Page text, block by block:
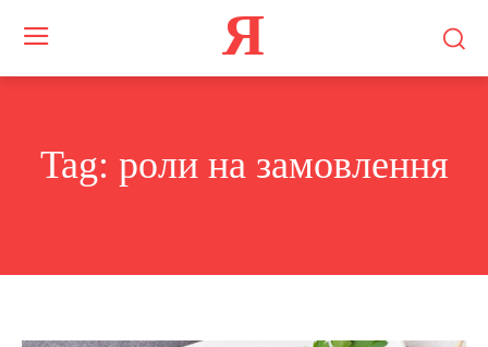
Я
Tag: роли на замовлення